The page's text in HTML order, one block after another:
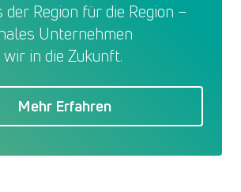
der Region für die Region –
Unternehmen
in die Zukunft.
Mehr Erfahren